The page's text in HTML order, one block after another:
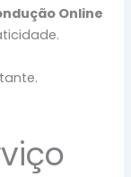
Online